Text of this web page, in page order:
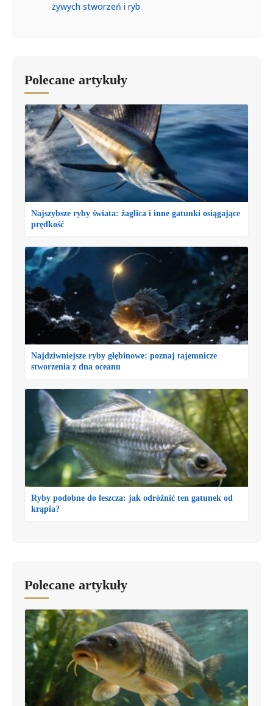
żywych stworzeń i ryb
Polecane artykuły
Najszybsze ryby świata: żaglica i inne gatunki osiągające
prędkość
Najdziwniejsze ryby głębinowe: poznaj tajemnicze
stworzenia z dna oceanu
Ryby podobne do leszcza: jak odróżnić ten gatunek od
krąpia?
Polecane artykuły